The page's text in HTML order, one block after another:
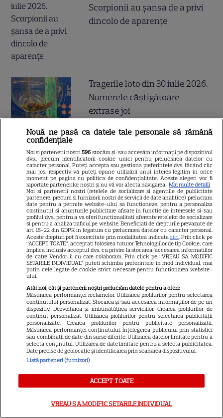
Scorpionii au șansa de a privi
dincolo de aparențe
Tragerile loto din 30 iulie 2026.
Numerele câştigătoare
extrase joi
De ce să nu arunci semințele
de la pepenele roșu – ce
beneficii au
Ghidul udării corecte pe timp
de caniculă: când, cât şi cum
udăm plantele
ALTE ARTICOLE
INTERESANTE
NETFLIX
Nouă ne pasă ca datele tale personale să rămână
confidențiale
Noi și partenerii noștri596 stocăm și/sau accesăm informații pe dispozitivul
dvs., precum identificatorii cookie unici pentru prelucrarea datelor cu
caracter personal. Puteți accepta sau gestiona preferințele dvs. făcând clic
mai jos, respectiv vă puteți opune utilizării unui interes legitim în orice
moment pe pagina cu politica de confidențialitate. Aceste alegeri vor fi
raportate partenerilor noștri și nu vă vor afecta navigarea. Mai multe detalii
Noi si partenerii nostri (retelele de socializare si agentiile de publicitate
partenere, precum si furnizorii nostri de servicii de date analitice) prelucram
date pentru a permite website-ului sa functioneze, pentru a personaliza
continutul si anunturile publicitare afisate in functie de interesele si/sau
profilul dvs., pentru a va oferi functionalitati aferente retelelor de socializare
si pentru a analiza traficul pe website. Beneficiati de drepturile prevazute de
art. 15-22 din GDPR in legatura cu prelucrarea datelor cu caracter personal.
Aceste drepturi pot fi exercitate prin modalitatea indicataaici. Prin click pe
“ACCEPT TOATE”, acceptati folosirea tuturor Tehnologiilor de tip Cookie, care
implica inclusiv acceptul dvs. cu privire la stocarea/accesarea informatiilor
de catre Vendor-ii cu care colaboram. Prin click pe “VREAU SA MODIFIC
SETARILE INDIVIDUAL” puteti schimba preferintele in mod individual, mai
putin cele legate de cookie strict necesare pentru functionarea website-
ului.
Atât noi, cât și partenerii noștri prelucrăm datele pentru a oferi:
Măsurarea performanței reclamelor. Utilizarea profilurilor pentru selectarea
conținutului personalizat. Stocarea și/sau accesarea informațiilor de pe un
dispozitiv. Dezvoltarea și îmbunătățirea serviciilor. Crearea profilurilor de
conținut personalizat. Utilizarea profilurilor pentru selectarea publicității
personalizate. Crearea profilurilor pentru publicitate personalizată.
Măsurarea performanței conținutului. Înțelegerea publicului prin statistici
sau combinații de date din surse diferite. Utilizarea datelor limitate pentru a
selecta conținutul. Utilizarea de date limitate pentru a selecta publicitatea.
Date precise de geolocație și identificarea prin scanarea dispozitivului.
Listă parteneri (furnizori)
ACCEPT TOATE
VREAU SA MODIFIC SETARILE INDIVIDUAL